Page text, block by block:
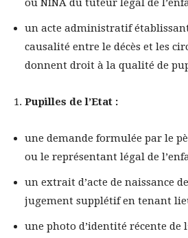
ou NINA du tuteur légal de
un acte administratif
causalité entre le décès et les
donnent droit à la qualité de
Pupilles de l’Etat :
une demande formulée par le
ou le représentant légal de
un extrait d’acte de naissance
jugement supplétif en tenant
une photo d’identité récente de